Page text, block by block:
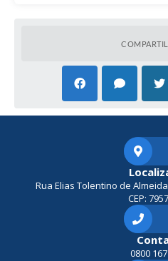
Rua Elias Tolentino de
CEP:
0800